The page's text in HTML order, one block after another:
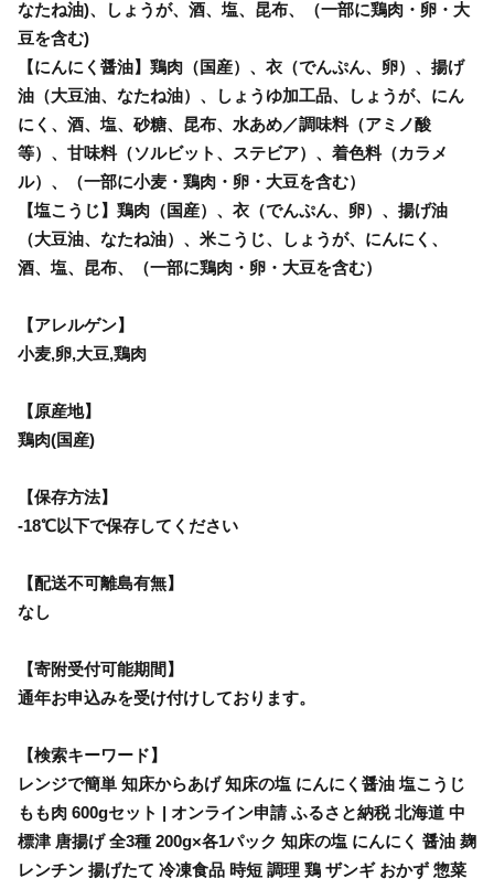
なたね油)、しょうが、酒、塩、昆布、（一部に鶏肉・卵・大
豆を含む)
【にんにく醤油】鶏肉（国産）、衣（でんぷん、卵）、揚げ
油（大豆油、なたね油）、しょうゆ加工品、しょうが、にん
にく、酒、塩、砂糖、昆布、水あめ／調味料（アミノ酸
等）、甘味料（ソルビット、ステビア）、着色料（カラメ
ル）、（一部に小麦・鶏肉・卵・大豆を含む）
【塩こうじ】鶏肉（国産）、衣（でんぷん、卵）、揚げ油
（大豆油、なたね油）、米こうじ、しょうが、にんにく、
酒、塩、昆布、（一部に鶏肉・卵・大豆を含む）
【アレルゲン】
小麦,卵,大豆,鶏肉
【原産地】
鶏肉(国産)
【保存方法】
-18℃以下で保存してください
【配送不可離島有無】
なし
【寄附受付可能期間】
通年お申込みを受け付けしております。
【検索キーワード】
レンジで簡単 知床からあげ 知床の塩 にんにく醤油 塩こうじ
もも肉 600gセット | オンライン申請 ふるさと納税 北海道 中
標津 唐揚げ 全3種 200g×各1パック 知床の塩 にんにく 醤油 麹
レンチン 揚げたて 冷凍食品 時短 調理 鶏 ザンギ おかず 惣菜